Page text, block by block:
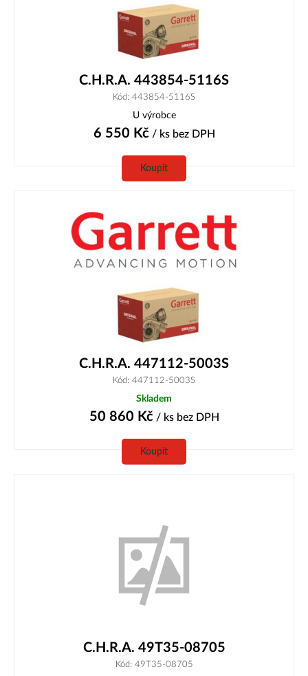
C.H.R.A. 443854-5116S
Kód: 443854-5116S
U výrobce
6 550 Kč/ ks bez DPH
Koupit
C.H.R.A. 447112-5003S
Kód: 447112-5003S
Skladem
50 860 Kč/ ks bez DPH
Koupit
C.H.R.A. 49T35-08705
Kód: 49T35-08705